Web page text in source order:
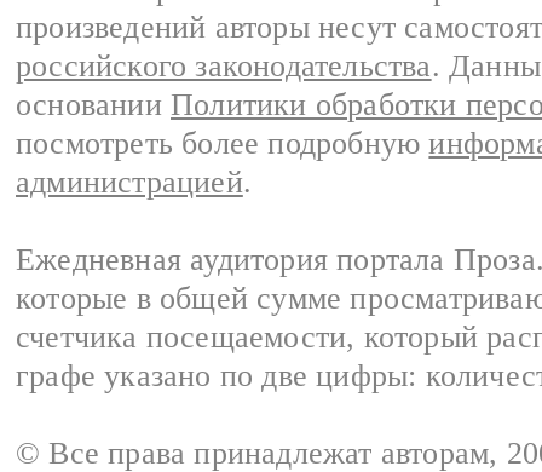
произведений авторы несут
российского законодательства.
основании Политики обработки
посмотреть более подробную
администрацией.
Ежедневная аудитория портала
которые в общей сумме
счетчика посещаемости, который
графе указано по две цифры:
© Все права принадлежат авторам,